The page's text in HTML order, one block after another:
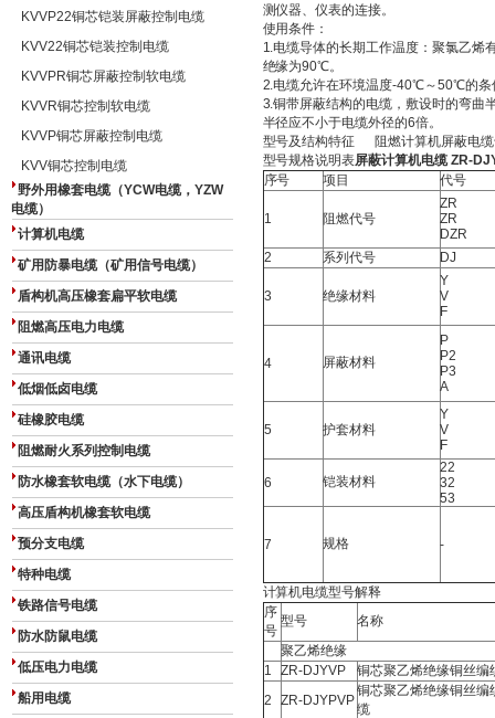
KVVP22铜芯铠装屏蔽控制电缆
KVV22铜芯铠装控制电缆
KVVPR铜芯屏蔽控制软电缆
KVVR铜芯控制软电缆
KVVP铜芯屏蔽控制电缆
KVV铜芯控制电缆
野外用橡套电缆（YCW电缆，YZW
电缆）
计算机电缆
矿用防暴电缆（矿用信号电缆）
盾构机高压橡套扁平软电缆
阻燃高压电力电缆
通讯电缆
低烟低卤电缆
硅橡胶电缆
阻燃耐火系列控制电缆
防水橡套软电缆（水下电缆）
高压盾构机橡套软电缆
预分支电缆
特种电缆
铁路信号电缆
防水防鼠电缆
低压电力电缆
船用电缆
测仪器、仪表的连接。
使用条件：
1.电缆导体的长期工作温度：聚氯乙
绝缘为90℃。
2.电缆允许在环境温度-40℃～50℃的
3.铜带屏蔽结构的电缆，敷设时的弯曲
半径应不小于电缆外径的6倍。
型号及结构特征 阻燃计算机屏蔽电缆
型号规格说明表屏蔽计算机电缆 ZR-
序号
项目 代号
1 阻燃代号
ZR
ZR
DZR
2
系列代号 DJ
3 绝缘材料
Y
V
F
4 屏蔽材料
P
P2
P3
A
5 护套材料
Y
V
F
6 铠装材料
22
32
53
7 规格 -
计算机电缆型号解释
序
号
型号
名称
聚乙烯绝缘
1
ZR-DJYVP
铜芯聚乙烯绝缘铜丝
2
ZR-DJYPVP
铜芯聚乙烯绝缘铜丝
缆